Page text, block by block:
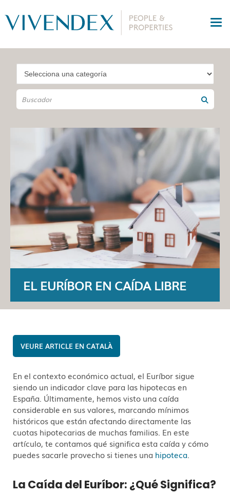
EL EURÍBOR EN CAÍDA LIBRE
CATALÀ
En el contexto económico actual, el Euríbor sigue
siendo un indicador clave para las hipotecas en
España. Últimamente, hemos visto una caída
considerable en sus valores, marcando mínimos
históricos que están afectando directamente las
cuotas hipotecarias de muchas familias. En este
artículo, te contamos qué significa esta caída y cómo
puedes sacarle provecho si tienes una hipoteca
La Caída del Euríbor: ¿Qué Significa?